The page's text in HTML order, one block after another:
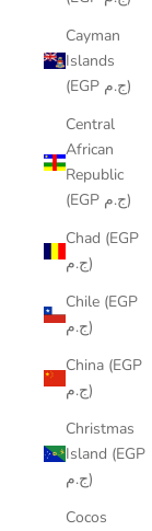
Cayman
Islands
(EGP ج.م)
Central
African
Republic
(EGP ج.م)
Chad (EGP
ج.م)
Chile (EGP
ج.م)
China (EGP
ج.م)
Christmas
Island (EGP
ج.م)
Cocos